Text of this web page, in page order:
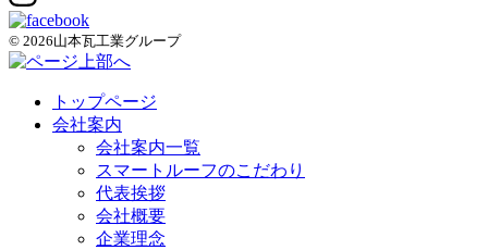
© 2026山本瓦工業グループ
トップページ
会社案内
会社案内一覧
スマートルーフのこだわり
代表挨拶
会社概要
企業理念